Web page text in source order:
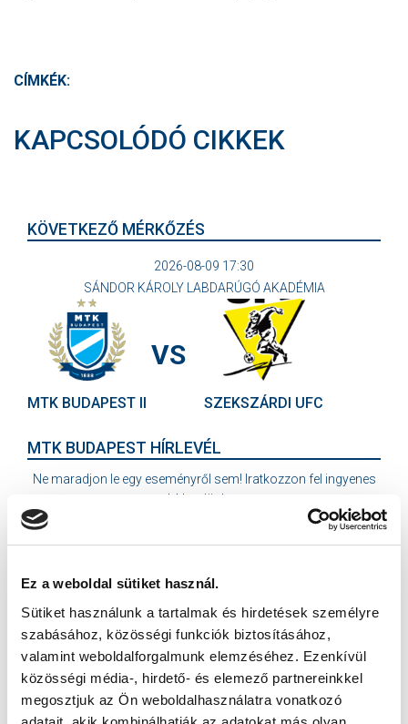
Ez a weboldal sütiket használ.
Sütiket használunk a tartalmak és hirdetések személyre
szabásához, közösségi funkciók biztosításához,
valamint weboldalforgalmunk elemzéséhez. Ezenkívül
közösségi média-, hirdető- és elemező partnereinkkel
megosztjuk az Ön weboldalhasználatra vonatkozó
CÍMKÉK:
KAPCSOLÓDÓ CIKKEK
KÖVETKEZŐ MÉRKŐZÉS
2026-08-09 17:30
SÁNDOR KÁROLY LABDARÚGÓ AKADÉMIA
MTK BUDAPEST II
VS
SZEKSZÁRDI UFC
MTK BUDAPEST HÍRLEVÉL
Ne maradjon le egy eseményről sem! Iratkozzon fel ingyenes
hírlevelünkre:
Elfogadom azAdatvédelmi tájékoztatót!
FELIRATKOZOM